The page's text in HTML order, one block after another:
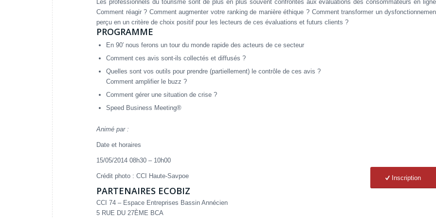
Les professionnels du tourisme sont de plus en plus souvent confrontés aux évaluations des consommateurs en
Comment réagir ? Comment augmenter votre ranking de manière éthique ? Comment transformer un
perçu en un critère de choix positif pour les lecteurs de ces évaluations et futurs clients ?
PROGRAMME
En 90′ nous ferons un tour du monde rapide des acteurs de ce secteur
Comment ces avis sont-ils collectés et diffusés ?
Quelles sont vos outils pour prendre (partiellement) le contrôle de ces avis ?
Comment amplifier le buzz ?
Comment gérer une situation de crise ?
Speed Business Meeting®
Animé par :
Date et horaires
15/05/2014 08h30 – 10h00
Inscription
Crédit photo : CCI Haute-Savpoe
PARTENAIRES ECOBIZ
CCI 74 – Espace Entreprises Bassin Annécien
5 RUE DU 27ÈME BCA